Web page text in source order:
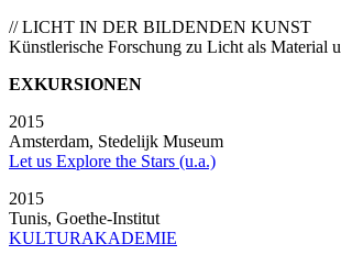
// LICHT IN DER BILDENDEN KUNST
Künstlerische Forschung zu Licht als Material
EXKURSIONEN
2015
Amsterdam, Stedelijk Museum
Let us Explore the Stars (u.a.)
2015
Tunis, Goethe-Institut
KULTURAKADEMIE